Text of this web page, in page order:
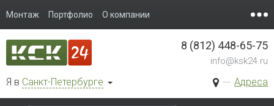
Монтаж Портфолио О компании
Я в Санкт-Петербурге Адреса
8 (812) 448-65-75
info@ksk24.ru